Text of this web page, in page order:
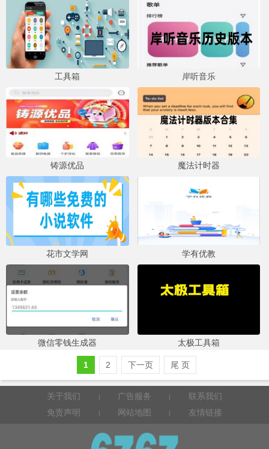
工具箱 岸听音乐
铸源优品 魔法计时器
花市文学网 学有优教
微信零钱生成器 太极工具箱
1 2 下一页 尾 页
关于我们 | 广告服务 |
联系我们
免责声明
网站地图 友情链接